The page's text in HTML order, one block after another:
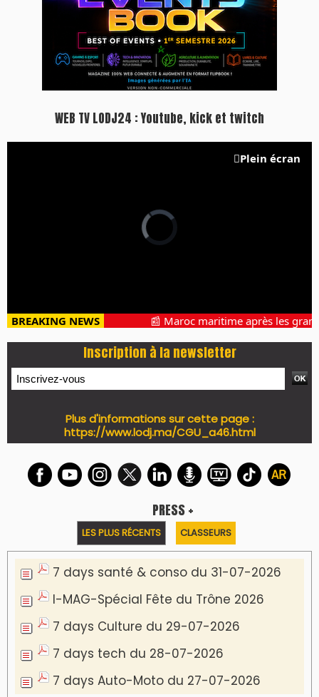
WEB TV LODJ24 : Youtube, kick et twitch
Plein écran
BREAKING NEWS 📰 Maroc maritime après les
Inscription à la newsletter
Plus d'informations sur cette page :
https://www.lodj.ma/CGU_a46.html
PRESS +
LES PLUS RÉCENTS CLASSEURS
7 days santé & conso du 31-07-2026
I-MAG-Spécial Fête du Trône 2026
7 days Culture du 29-07-2026
7 days tech du 28-07-2026
7 days Auto-Moto du 27-07-2026